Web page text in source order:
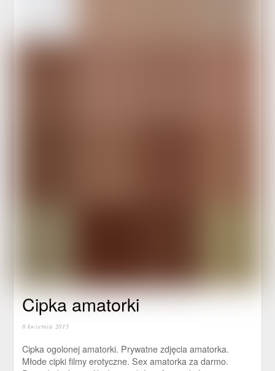
Cipka amatorki
8 kwietnia 2015
Cipka ogolonej amatorki. Prywatne zdjęcia amatorka.
Młode cipki filmy erotyczne. Sex amatorka za darmo.